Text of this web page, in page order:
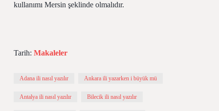
kullanımı Mersin şeklinde olmalıdır.
Tarih: Makaleler
Adana ili nasıl yazılır Ankara ili yazarken i büyük mü
Antalya ili nasıl yazılır Bilecik ili nasıl yazılır